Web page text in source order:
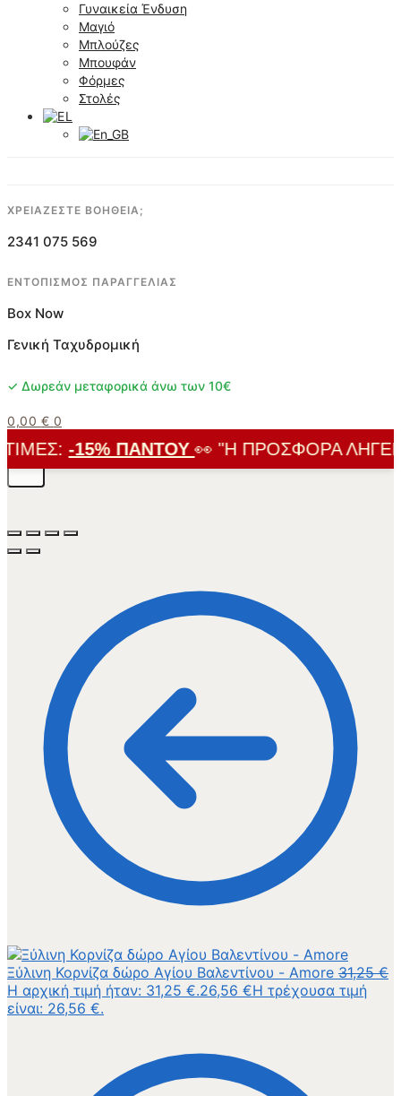
Γυναικεία Ένδυση
Μαγιό
Μπλούζες
Μπουφάν
Φόρμες
Στολές
ΧΡΕΙΑΖΕΣΤΕ ΒΟΗΘΕΙΑ;
2341 075 569
ΕΝΤΟΠΙΣΜΟΣ ΠΑΡΑΓΓΕΛΙΑΣ
Box Now
Γενική Ταχυδρομική
✓ Δωρεάν μεταφορικά άνω των 10€
0,00 € 0
-15% ΠΑΝΤΟΎ👀 "Η ΠΡΟΣΦΟΡΆ ΛΉΓΕΙ
Ξύλινη Κορνίζα δώρο Αγίου Βαλεντίνου - Amore 31,25€
Η αρχική τιμή ήταν: 31,25 €.26,56 €Η τρέχουσα τιμή
είναι: 26,56 €.